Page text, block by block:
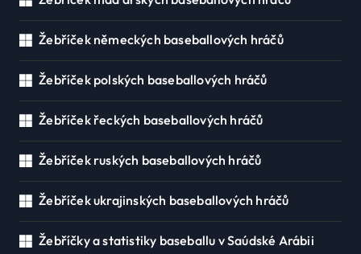
Žebříček německých baseballových hráčů
Žebříček polských baseballových hráčů
Žebříček řeckých baseballových hráčů
Žebříček ruských baseballových hráčů
Žebříček ukrajinských baseballových hráčů
Žebříčky a statistiky baseballu v Saúdské Arábii